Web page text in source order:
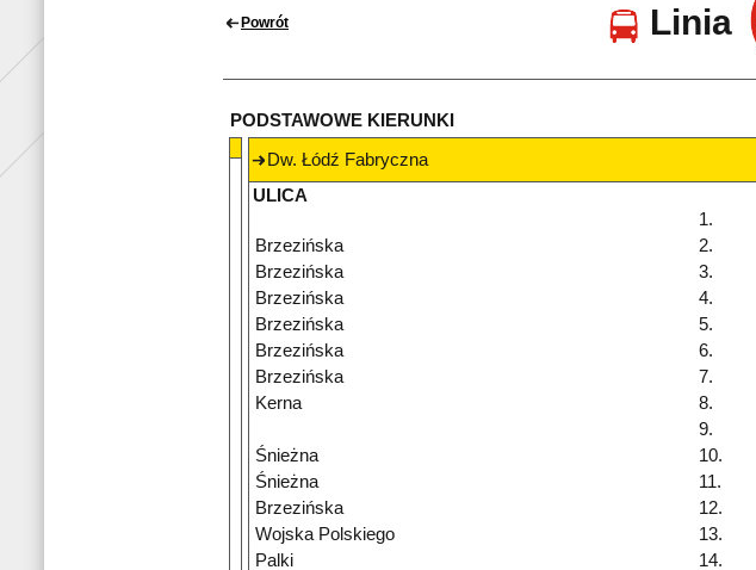
Powrót Linia
PODSTAWOWE KIERUNKI
Dw. Łódź Fabryczna
ULICA
1.
Brzezińska
2.
Brzezińska
3.
Brzezińska
4.
Brzezińska
5.
Brzezińska
6.
Brzezińska
7.
Kerna
8.
9.
Śnieżna
10.
Śnieżna
11.
Brzezińska
12.
Wojska Polskiego
13.
Palki
14.